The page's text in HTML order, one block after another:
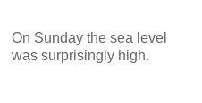
On Sunday the sea level
was surprisingly high.